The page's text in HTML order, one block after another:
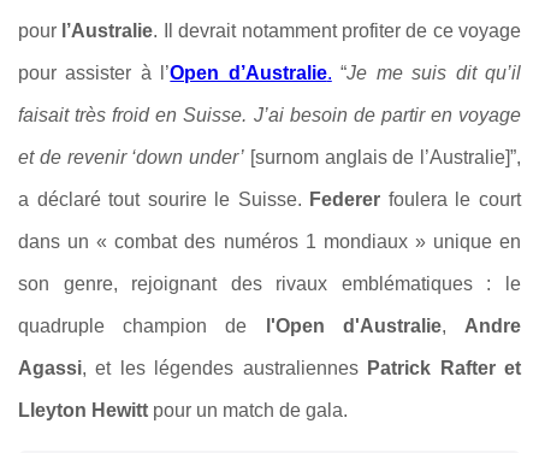
pour l’Australie. Il devrait notamment profiter de ce voyage
pour assister à l’Open d’Australie. “Je me suis dit qu’il
faisait très froid en Suisse. J’ai besoin de partir en voyage
et de revenir ‘down under’ [surnom anglais de l’Australie]”,
a déclaré tout sourire le Suisse. Federer foulera le court
dans un « combat des numéros 1 mondiaux » unique en
son genre, rejoignant des rivaux emblématiques : le
quadruple champion de l'Open d'Australie, Andre
Agassi, et les légendes australiennes Patrick Rafter et
Lleyton Hewitt pour un match de gala.